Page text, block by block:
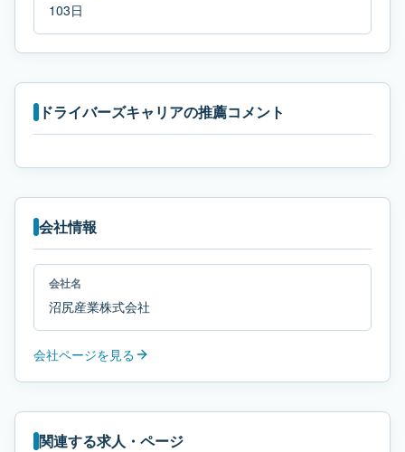
103日
ドライバーズキャリアの推薦コメント
会社情報
会社名
沼尻産業株式会社
会社ページを見る
関連する求人・ページ